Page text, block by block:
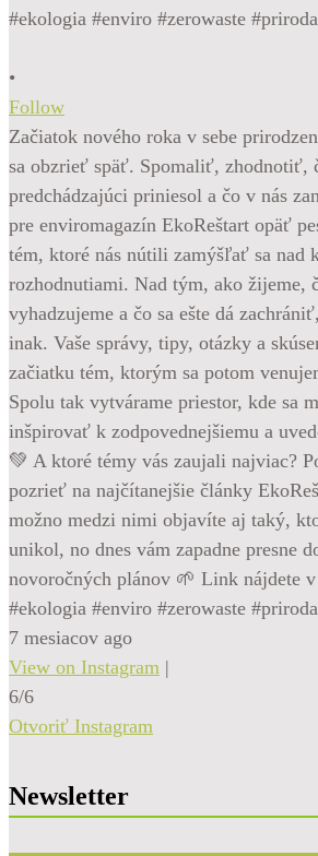
•
Follow
Začiatok nového roka v sebe
sa obzrieť späť. Spomaliť, zhodnotiť,
predchádzajúci priniesol a čo v nás
pre enviromagazín EkoReštart opäť
tém, ktoré nás nútili zamýšľať sa nad
rozhodnutiami. Nad tým, ako žijeme,
vyhadzujeme a čo sa ešte dá
inak. Vaše správy, tipy, otázky a
začiatku tém, ktorým sa potom
Spolu tak vytvárame priestor, kde sa
inšpirovať k zodpovednejšiemu a
💚 A ktoré témy vás zaujali najviac?
pozrieť na najčítanejšie články
možno medzi nimi objavíte aj taký,
unikol, no dnes vám zapadne presne
novoročných plánov 🌱 Link nájdete
#ekologia #enviro #zerowaste
7 mesiacov ago
View on Instagram |
6/6
Otvoriť Instagram
Newsletter